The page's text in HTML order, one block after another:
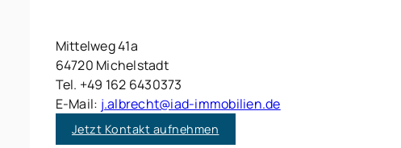
Mittelweg 41a
64720 Michelstadt
Tel. +49 162 6430373
E-Mail: j.albrecht@iad-immobilien.de
Jetzt Kontakt aufnehmen